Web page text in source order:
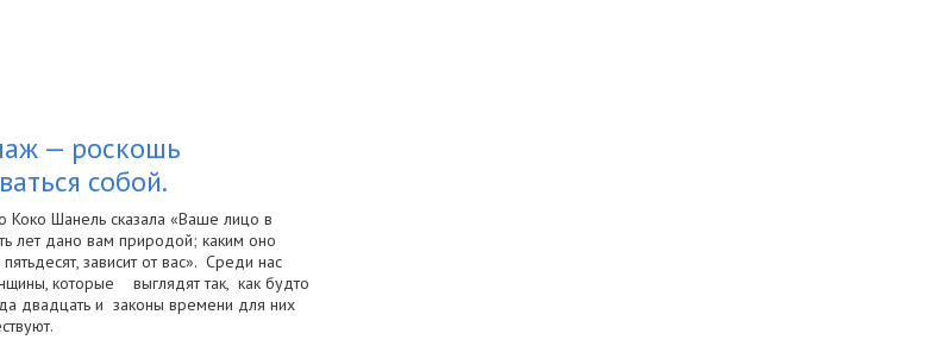
— роскошь
собой.
Коко Шанель сказала «Ваше лицо в
лет дано вам природой; каким оно
зависит от вас». Среди нас
которые выглядят так, как будто
двадцать и законы времени для них